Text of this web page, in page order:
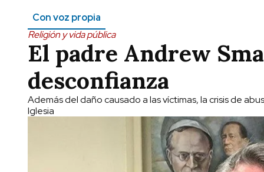
Con voz propia
Religión y vida pública
El padre Andrew
desconfianza
Además del daño causado a las víctimas, la crisis de
Iglesia